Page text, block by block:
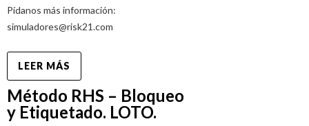
Pídanos más información:
simuladores@risk21.com
LEER MÁS
Método RHS – Bloqueo
y Etiquetado. LOTO.